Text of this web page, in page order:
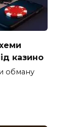
казино
обману